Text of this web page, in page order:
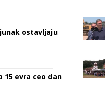
ostavljaju
15 evra ceo dan